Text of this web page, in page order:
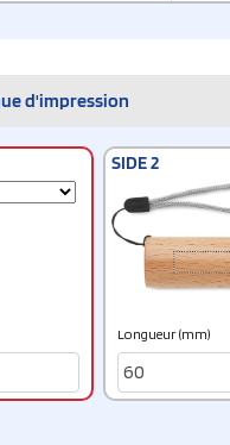
d'impression
SIDE 2
Longueur (mm)